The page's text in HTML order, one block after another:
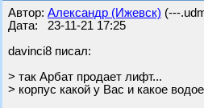
Автор: Александр (Ижевск) (---
Дата: 23-11-21 17:25
davinci8 писал:
> так Арбат продает лифт...
> корпус какой у Вас и какое